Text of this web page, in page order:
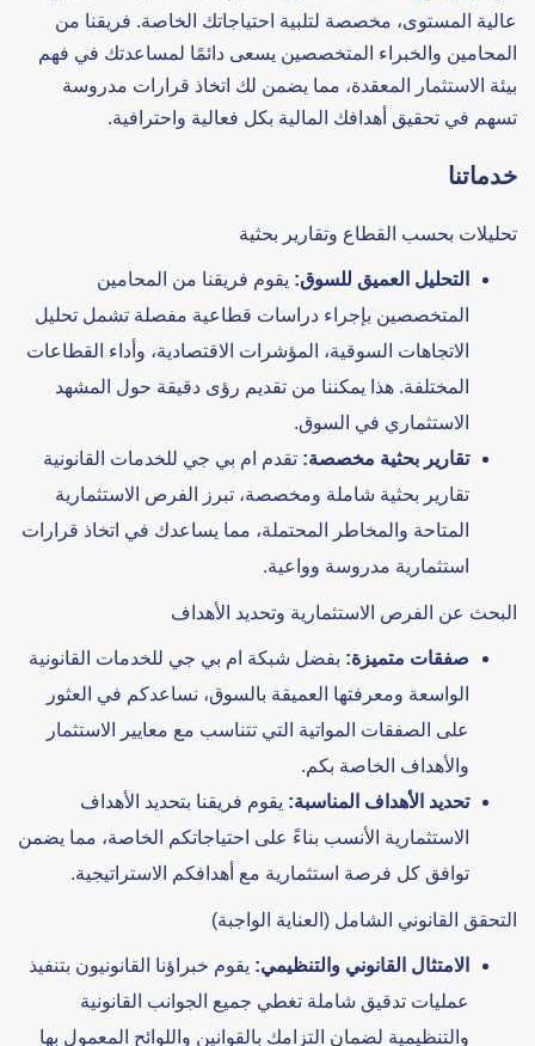
عالية المستوى، مخصصة لتلبية احتياجاتك الخاصة. فريقنا من
المحامين والخبراء المتخصصين يسعى دائمًا لمساعدتك في فهم
بيئة الاستثمار المعقدة، مما يضمن لك اتخاذ قرارات مدروسة
تسهم في تحقيق أهدافك المالية بكل فعالية واحترافية.
خدماتنا
تحليلات بحسب القطاع وتقارير بحثية
التحليل العميق للسوق: يقوم فريقنا من المحامين
المتخصصين بإجراء دراسات قطاعية مفصلة تشمل تحليل
الاتجاهات السوقية، المؤشرات الاقتصادية، وأداء القطاعات
المختلفة. هذا يمكننا من تقديم رؤى دقيقة حول المشهد
الاستثماري في السوق.
تقارير بحثية مخصصة: تقدم ام بي جي للخدمات القانونية
تقارير بحثية شاملة ومخصصة، تبرز الفرص الاستثمارية
المتاحة والمخاطر المحتملة، مما يساعدك في اتخاذ قرارات
استثمارية مدروسة وواعية.
البحث عن الفرص الاستثمارية وتحديد الأهداف
صفقات متميزة: بفضل شبكة ام بي جي للخدمات القانونية
الواسعة ومعرفتها العميقة بالسوق، نساعدكم في العثور
على الصفقات المواتية التي تتناسب مع معايير الاستثمار
والأهداف الخاصة بكم.
تحديد الأهداف المناسبة: يقوم فريقنا بتحديد الأهداف
الاستثمارية الأنسب بناءً على احتياجاتكم الخاصة، مما يضمن
توافق كل فرصة استثمارية مع أهدافكم الاستراتيجية.
التحقق القانوني الشامل (العناية الواجبة)
الامتثال القانوني والتنظيمي: يقوم خبراؤنا القانونيون بتنفيذ
عمليات تدقيق شاملة تغطي جميع الجوانب القانونية
والتنظيمية لضمان التزامك بالقوانين واللوائح المعمول بها